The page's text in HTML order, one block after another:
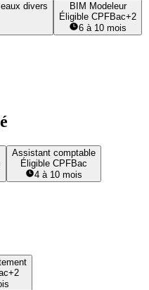
divers
BIM Modeleur
Éligible CPFBac+2
6 à 10 mois
Assistant comptable
Éligible CPFBac
4 à 10 mois